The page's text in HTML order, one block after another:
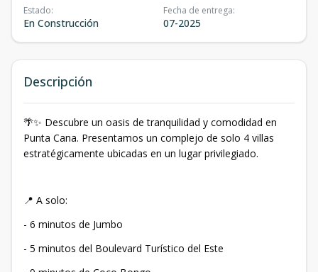
Estado:
En Construcción
Fecha de entrega:
07-2025
Descripción
🌴✨ Descubre un oasis de tranquilidad y comodidad en
Punta Cana. Presentamos un complejo de solo 4 villas
estratégicamente ubicadas en un lugar privilegiado.
📍 A solo:
- 6 minutos de Jumbo
- 5 minutos del Boulevard Turístico del Este